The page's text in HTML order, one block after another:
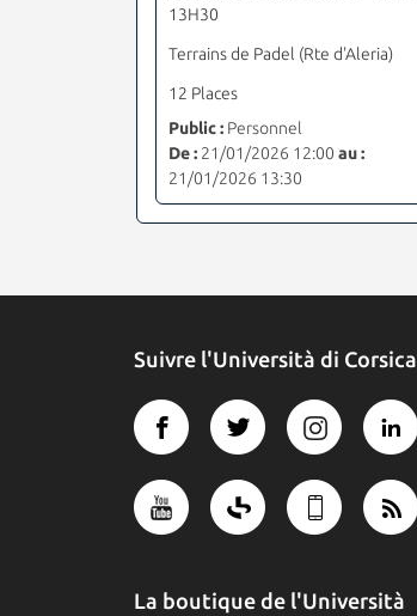
13H30
Terrains de Padel (Rte d'Aleria)
12 Places
Public : Personnel
De : 21/01/2026 12:00 au :
21/01/2026 13:30
Suivre l'Università di Corsica
La boutique de l'Università